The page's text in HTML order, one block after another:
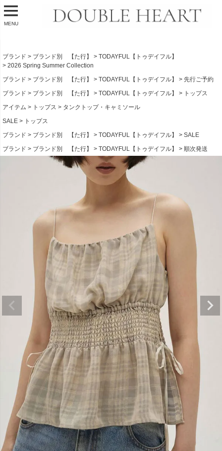
MENU
ブランド ブランド別 【た行】
TODAYFUL【トゥデイフル】
2026 Spring Summer Collection
ブランド
ブランド別 【た行】 TODAYFUL【トゥデイフル】
先行ご予約
ブランド
ブランド別 【た行】 TODAYFUL【トゥデイフル】
トップス
アイテム
トップス
タンクトップ・キャミソール
SALE
トップス
ブランド
ブランド別 【た行】 TODAYFUL【トゥデイフル】
SALE
ブランド
ブランド別 【た行】 TODAYFUL【トゥデイフル】 順次発送